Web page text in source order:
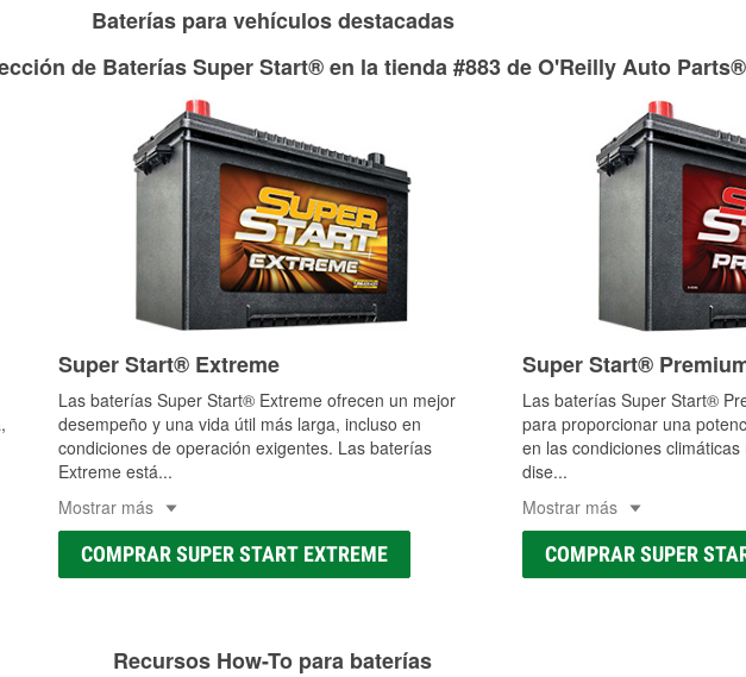
Baterías para vehículos destacadas
de Baterías Super Start® en la tienda #883 de O'Reilly Auto Parts®
Super Start® Extreme
Las baterías Super Start® Extreme ofrecen un mejor
desempeño y una vida útil más larga, incluso en
condiciones de operación exigentes. Las baterías
Extreme está...
Mostrar más
COMPRAR SUPER START EXTREME
Super Start®
Las baterías Super Start®
para proporcionar una
en las condiciones
dise...
Mostrar más
COMPRAR SUPER
Recursos How-To para baterías